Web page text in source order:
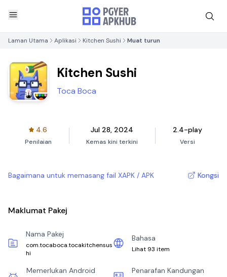
Laman Utama Aplikasi Kitchen Sushi Muat turun
Kitchen Sushi
Toca Boca
4.6
Penilaian
Jul 28, 2024
Kemas kini terkini
2.4-play
Versi
Bagaimana untuk memasang fail XAPK / APK Kongsi
Maklumat Pakej
Nama Pakej
com.tocaboca.tocakitchensus
hi
Bahasa
Lihat 93 item
Memerlukan Android Penarafan Kandungan